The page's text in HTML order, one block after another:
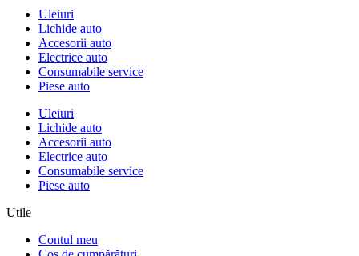
Uleiuri
Lichide auto
Accesorii auto
Electrice auto
Consumabile service
Piese auto
Uleiuri
Lichide auto
Accesorii auto
Electrice auto
Consumabile service
Piese auto
Utile
Contul meu